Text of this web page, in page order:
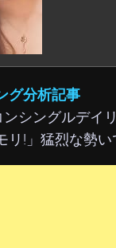
グ分析記事
シングルデイ
リ!」猛烈な勢